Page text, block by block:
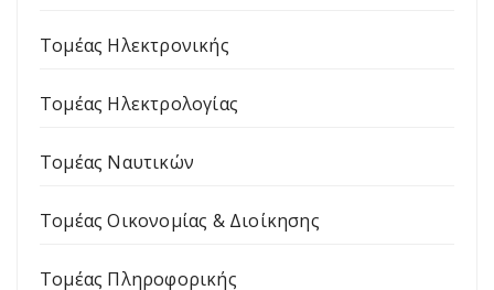
Τομέας Ηλεκτρονικής
Τομέας Ηλεκτρολογίας
Τομέας Ναυτικών
Τομέας Οικονομίας & Διοίκησης
Τομέας Πληροφορικής